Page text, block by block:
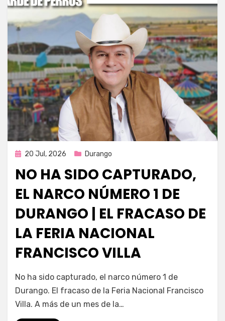
Publicada
20 Jul, 2026 Durango
NO HA SIDO CAPTURADO,
EL NARCO NÚMERO 1 DE
DURANGO | EL FRACASO DE
LA FERIA NACIONAL
FRANCISCO VILLA
por Fernando Miranda Servín
No ha sido capturado, el narco número 1 de
Durango. El fracaso de la Feria Nacional Francisco
Villa. A más de un mes de la…